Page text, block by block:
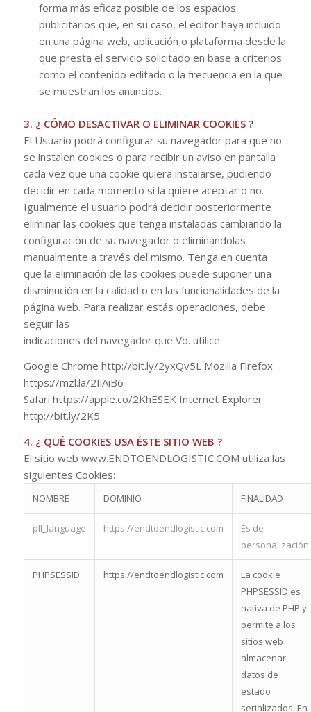
forma más eficaz posible de los espacios
publicitarios que, en su caso, el editor haya incluido
en una página web, aplicación o plataforma desde la
que presta el servicio solicitado en base a criterios
como el contenido editado o la frecuencia en la que
se muestran los anuncios.
3. ¿ CÓMO DESACTIVAR O ELIMINAR COOKIES ?
El Usuario podrá configurar su navegador para que no
se instalen cookies o para recibir un aviso en pantalla
cada vez que una cookie quiera instalarse, pudiendo
decidir en cada momento si la quiere aceptar o no.
Igualmente el usuario podrá decidir posteriormente
eliminar las cookies que tenga instaladas cambiando la
configuración de su navegador o eliminándolas
manualmente a través del mismo. Tenga en cuenta
que la eliminación de las cookies puede suponer una
disminución en la calidad o en las funcionalidades de la
página web. Para realizar estás operaciones, debe
seguir las
indicaciones del navegador que Vd. utilice:
Google Chrome http://bit.ly/2yxQv5L Mozilla Firefox
https://mzl.la/2IiAiB6
Safari https://apple.co/2KhESEK Internet Explorer
http://bit.ly/2K5
4. ¿ QUÉ COOKIES USA ÉSTE SITIO WEB ?
El sitio web www.ENDTOENDLOGISTIC.COM utiliza las
siguientes Cookies:
NOMBRE DOMINIO FINALIDAD
pll_language https://endtoendlogistic.com
Es de
personalización
PHPSESSID https://endtoendlogistic.com
La cookie
PHPSESSID es
nativa de PHP y
permite a los
sitios web
almacenar
datos de
estado
serializados. En